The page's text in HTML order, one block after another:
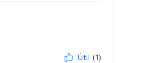
Útil (1)